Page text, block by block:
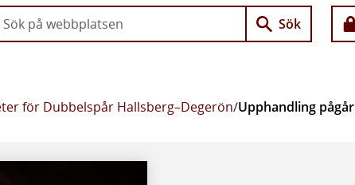
Sök
för Dubbelspår Hallsberg–Degerön/Upphandling pågår